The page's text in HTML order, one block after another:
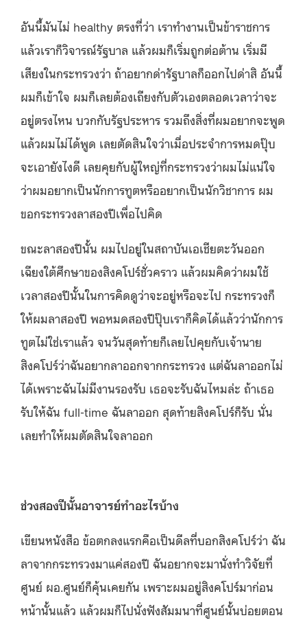
อันนี้มันไม่ healthy ตรงที่ว่า เราทำงานเป็นข้าราชการ
แล้วเราก็วิจารณ์รัฐบาล แล้วผมก็เริ่มถูกต่อต้าน เริ่มมี
เสียงในกระทรวงว่า ถ้าอยากด่ารัฐบาลก็ออกไปด่าสิ อันนี้
ผมก็เข้าใจ ผมก็เลยต้องเถียงกับตัวเองตลอดเวลาว่าจะ
อยู่ตรงไหน บวกกับรัฐประหาร รวมถึงสิ่งที่ผมอยากจะพูด
แล้วผมไม่ได้พูด เลยตัดสินใจว่าเมื่อประจำการหมดปุ๊บ
จะเอายังไงดี เลยคุยกับผู้ใหญ่ที่กระทรวงว่าผมไม่แน่ใจ
ว่าผมอยากเป็นนักการทูตหรืออยากเป็นนักวิชาการ ผม
ขอกระทรวงลาสองปีเพื่อไปคิด
ขณะลาสองปีนั้น ผมไปอยู่ในสถาบันเอเชียตะวันออก
เฉียงใต้ศึกษาของสิงคโปร์ชั่วคราว แล้วผมคิดว่าผมใช้
เวลาสองปีนั้นในการคิดดูว่าจะอยู่หรือจะไป กระทรวงก็
ให้ผมลาสองปี พอหมดสองปีปุ๊บเราก็คิดได้แล้วว่านักการ
ทูตไม่ใช่เราแล้ว จนวันสุดท้ายก็เลยไปคุยกับเจ้านาย
สิงคโปร์ว่าฉันอยากลาออกจากกระทรวง แต่ฉันลาออกไม่
ได้เพราะฉันไม่มีงานรองรับ เธอจะรับฉันไหมล่ะ ถ้าเธอ
รับให้ฉัน full-time ฉันลาออก สุดท้ายสิงคโปร์ก็รับ นั่น
เลยทำให้ผมตัดสินใจลาออก
ช่วงสองปีนั้นอาจารย์ทำอะไรบ้าง
เขียนหนังสือ ข้อตกลงแรกคือเป็นดีลที่บอกสิงคโปร์ว่า ฉัน
ลาจากกระทรวงมาแค่สองปี ฉันอยากจะมานั่งทำวิจัยที่
ศูนย์ ผอ.ศูนย์ก็คุ้นเคยกัน เพราะผมอยู่สิงคโปร์มาก่อน
หน้านั้นแล้ว แล้วผมก็ไปนั่งฟังสัมมนาที่ศูนย์นั้นบ่อยตอน